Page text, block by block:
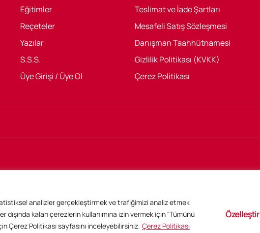
analizler gerçekleştirmek ve trafiğimizi analiz etmek
kalan çerezlerin kullanımına izin vermek için "Tümünü
Çerez Politikası sayfasını inceleyebilirsiniz. Çerez Politikası
Özelleştir
Eğitimler
Reçeteler
Yazılar
S.S.S.
Üye Girişi / Üye Ol
Teslimat ve İade Şartları
Mesafeli Satış Sözleşmesi
Danışman Taahhütnamesi
Gizlilik Politikası (KVKK)
Çerez Politikası
UPA